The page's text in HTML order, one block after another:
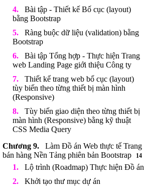
Bài tập - Thiết kế Bố cục (layout)
bằng Bootstrap
Ràng buộc dữ liệu (validation) bằng
Bootstrap
Bài tập Tổng hợp - Thực hiện Trang
web Landing Page giới thiệu Công ty
Thiết kế trang web bố cục (layout)
tùy biến theo từng thiết bị màn hình
(Responsive)
Tùy biến giao diện theo từng thiết bị
màn hình (Responsive) bằng kỹ thuật
CSS Media Query
Làm Đồ án Web thực tế Trang
bán hàng Nền Tảng phiên bản Bootstrap
14
Lộ trình (Roadmap) Thực hiện Đồ án
Khởi tạo thư mục dự án